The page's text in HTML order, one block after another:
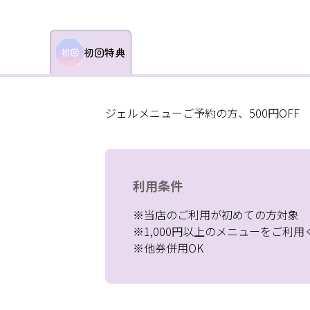
初回特典
ジェルメニューご予約の方、500円OFF
利用条件
※当店のご利用が初めての方対象
※1,000円以上のメニューをご利用
※他券併用OK